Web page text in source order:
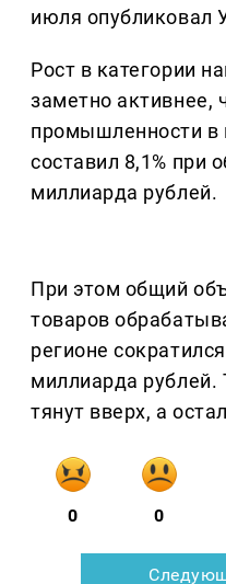
июля опубликовал
Рост в категории
заметно активнее,
промышленности в
составил 8,1% при
миллиарда рублей.
При этом общий
товаров
регионе
миллиарда рублей.
тянут вверх, а
0 0